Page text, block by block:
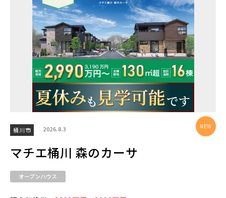
東京都(7)
練馬区(2) 足立区(0)
葛飾区(2)
江戸川区(1)
東久留米市(2)
物件を検索する
駅から探す
桶川市 2026.8.3
マチエ桶川 森のカーサ
オープンハウス